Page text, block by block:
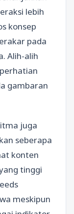
lebih
konsep
pada
Alih-alih
gambaran
juga
seberapa
konten
tinggi
meskipun